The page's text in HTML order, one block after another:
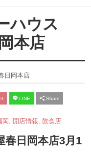
ハウス
本店
日岡本店
LINE Share
岡 開店情報 飲食店
春日岡本店3月1